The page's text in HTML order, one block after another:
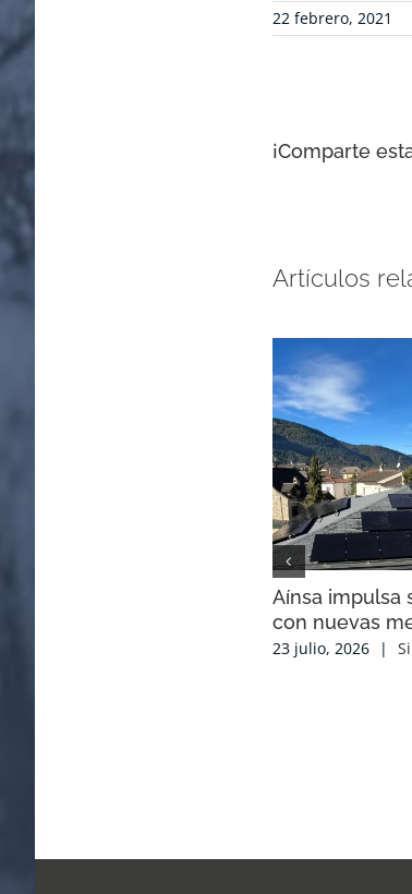
22 febrero, 2021
¡Comparte
Artículos
Aínsa impulsa
con nuevas
23 julio, 2026 |